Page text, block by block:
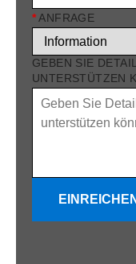
* ANFRAGE
GEBEN SIE
UNTERSTÜTZEN
EINREICHEN